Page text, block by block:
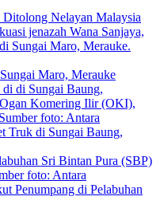
Nelayan Malaysia
Maro, Merauke
Truk di Sungai Baung,
Penumpang di Pelabuhan